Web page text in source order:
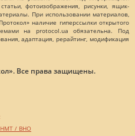
фотоизображения, рисунки, ящик-
При использовании материалов,
наличие гиперссылки открытого
на protocol.ua обязательна. Под
адаптация, рерайтинг, модификация
Все права защищены.
НМТ / ВНО